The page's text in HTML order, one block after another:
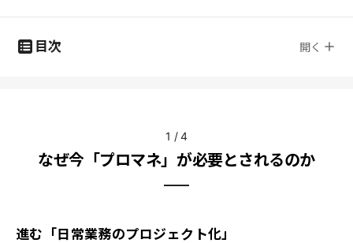
目次 開く
1 /4
なぜ今「プロマネ」が必要とされるのか
進む「日常業務のプロジェクト化」